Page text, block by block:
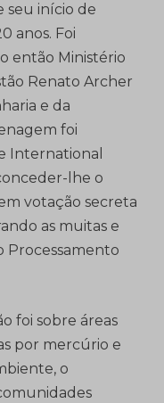
seu início de
anos. Foi
então Ministério
Renato Archer
e da
foi
International
lhe o
votação secreta
as muitas e
Processamento
foi sobre áreas
por mercúrio e
o